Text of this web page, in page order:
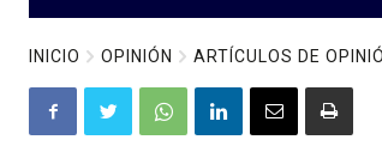
INICIO OPINIÓN ARTÍCULOS DE